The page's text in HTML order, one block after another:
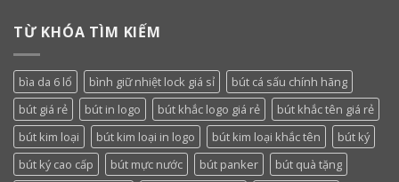
TỪ KHÓA TÌM KIẾM
bìa da 6 lổ bình giữ nhiệt lock giá sỉ
bút cá sấu chính hãng
bút giá rẻ
bút in logo bút khắc logo giá rẻ
bút khắc tên giá rẻ
bút kim loại
bút kim loại in logo bút kim loại khắc tên
bút ký
bút ký cao cấp
bút mực nước bút panker
bút quà tặng